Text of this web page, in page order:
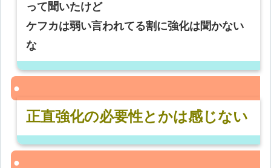
って聞いたけど
ケフカは弱い言われてる割に強化は聞かない
な
正直強化の必要性とかは感じない